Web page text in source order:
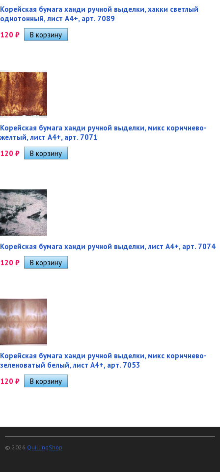
Корейская бумага ханди ручной выделки, хакки светлый
однотонный, лист А4+, арт. 7089
120 ₽
Корейская бумага ханди ручной выделки, микс коричнево-
желтый, лист А4+, арт. 7071
120 ₽
Корейская бумага ханди ручной выделки, лист А4+, арт. 7074
120 ₽
Корейская бумага ханди ручной выделки, микс коричнево-
зеленоватый белый, лист А4+, арт. 7053
120 ₽
© 2026 QuillingShop